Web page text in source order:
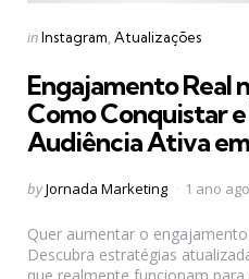
Categories
Posted
inInstagram Atualizações
Engajamento Real
Como Conquistar
Audiência Ativa
Posted
byJornada Marketing 1 ano ago
Quer aumentar o
Descubra estratégias
que realmente funcionam